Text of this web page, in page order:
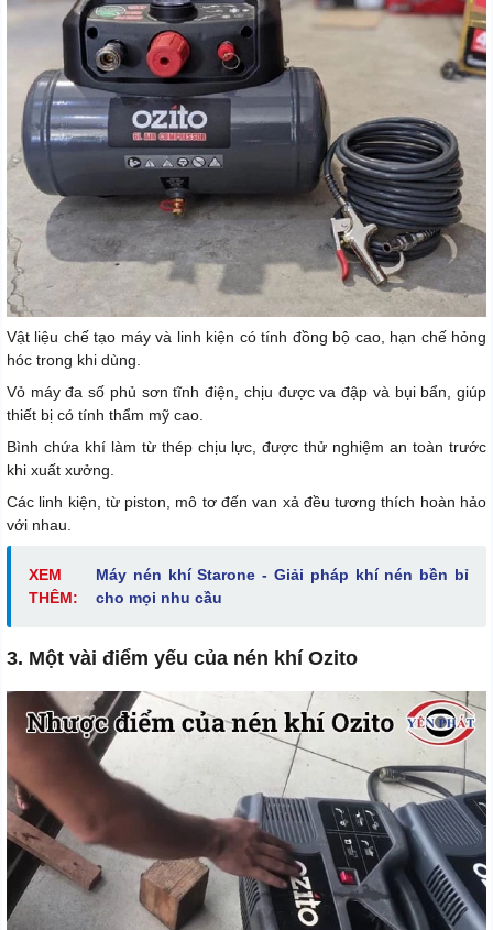
Vật liệu chế tạo máy và linh kiện có tính đồng bộ cao, hạn chế hỏng
hóc trong khi dùng.
Vỏ máy đa số phủ sơn tĩnh điện, chịu được va đập và bụi bẩn, giúp
thiết bị có tính thẩm mỹ cao.
Bình chứa khí làm từ thép chịu lực, được thử nghiệm an toàn trước
khi xuất xưởng.
Các linh kiện, từ piston, mô tơ đến van xả đều tương thích hoàn hảo
với nhau.
XEM
THÊM:
Máy nén khí Starone - Giải pháp khí nén bền bỉ
cho mọi nhu cầu
3. Một vài điểm yếu của nén khí Ozito